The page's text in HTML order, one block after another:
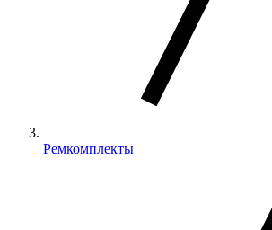
Ремкомплекты